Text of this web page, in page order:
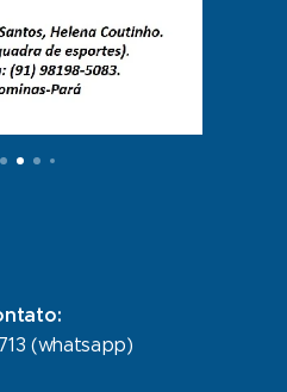
(whatsapp)